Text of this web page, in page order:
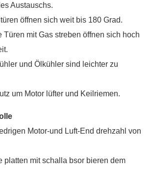
Austauschs.
öffnen sich weit bis 180 Grad.
Türen mit Gas streben öffnen sich hoch
und Ölkühler sind leichter zu
um Motor lüfter und Keilriemen.
Motor-und Luft-End drehzahl von
platten mit schalla bsor bieren dem